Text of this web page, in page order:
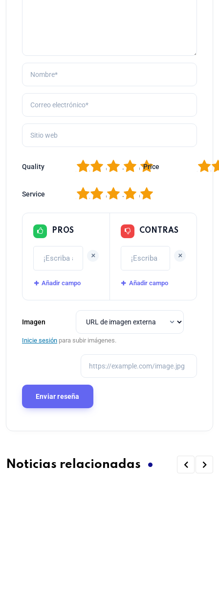
Quality 5
4
3
2 Price 2
Service 5
4
3
2
PROS
+
Añadir campo
CONTRAS
+
Añadir campo
Imagen
Inicie sesión para subir imágenes.
Noticias relacionadas